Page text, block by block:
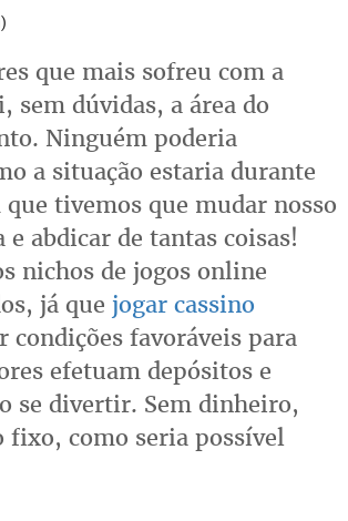
que mais sofreu com a
sem dúvidas, a área do
Ninguém poderia
a situação estaria durante
que tivemos que mudar nosso
e abdicar de tantas coisas!
nichos de jogos online
já que jogar cassino
condições favoráveis para
efetuam depósitos e
se divertir. Sem dinheiro,
fixo, como seria possível